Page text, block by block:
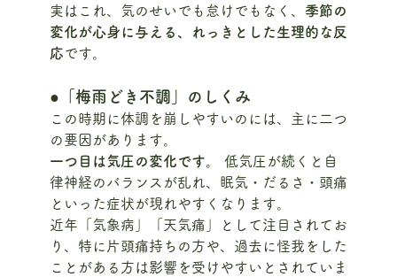
実はこれ、気のせいでも怠けでもなく、 季節の
変化が心身に与える、れっきとした生理的な反
応です。
●「梅雨どき不調」のしくみ
この時期に体調を崩しやすいのには、主に二つ
の要因があります。
一つ目は気圧の変化です。 低気圧が続くと自
律神経のバランスが乱れ、眠気・だるさ・頭痛
といった症状が現れやすくなります。
近年「気象病」「天気痛」として注目されてお
り、特に片頭痛持ちの方や、過去に怪我をした
ことがある方は影響を受けやすいとされていま